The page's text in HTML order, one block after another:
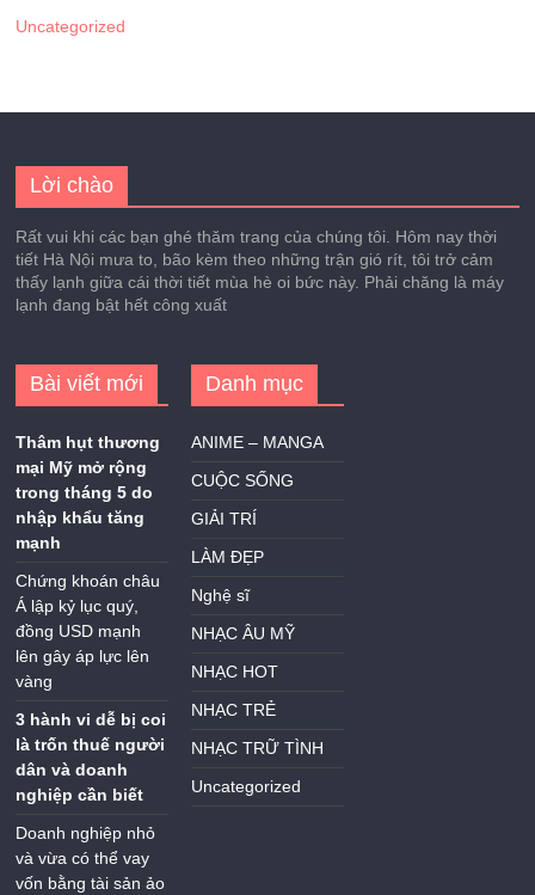
Uncategorized
Lời chào
Rất vui khi các bạn ghé thăm trang của chúng tôi. Hôm nay thời
tiết Hà Nội mưa to, bão kèm theo những trận gió rít, tôi trở cảm
thấy lạnh giữa cái thời tiết mùa hè oi bức này. Phải chăng là máy
lạnh đang bật hết công xuất
Bài viết mới
Thâm hụt thương
mại Mỹ mở rộng
trong tháng 5 do
nhập khẩu tăng
mạnh
Chứng khoán châu
Á lập kỷ lục quý,
đồng USD mạnh
lên gây áp lực lên
vàng
3 hành vi dễ bị coi
là trốn thuế người
dân và doanh
nghiệp cần biết
Doanh nghiệp nhỏ
và vừa có thể vay
vốn bằng tài sản ảo
Danh mục
ANIME – MANGA
CUỘC SỐNG
GIẢI TRÍ
LÀM ĐẸP
Nghệ sĩ
NHẠC ÂU MỸ
NHẠC HOT
NHẠC TRẺ
NHẠC TRỮ TÌNH
Uncategorized